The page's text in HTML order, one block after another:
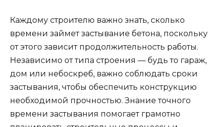
Каждому строителю важно знать, сколько
времени займет застывание бетона, поскольку
от этого зависит продолжительность работы.
Независимо от типа строения — будь то гараж,
дом или небоскреб, важно соблюдать сроки
застывания, чтобы обеспечить конструкцию
необходимой прочностью. Знание точного
времени застывания помогает грамотно